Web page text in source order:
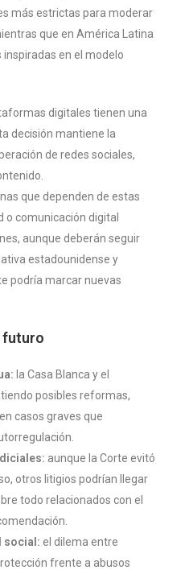
más estrictas para moderar
que en América Latina
en el modelo
digitales tienen una
decisión mantiene la
de redes sociales,
que dependen de estas
o comunicación digital
aunque deberán seguir
estadounidense y
podría marcar nuevas
futuro
la Casa Blanca y el
posibles reformas,
casos graves que
aunque la Corte evitó
otros litigios podrían llegar
todo relacionados con el
social: el dilema entre
frente a abusos